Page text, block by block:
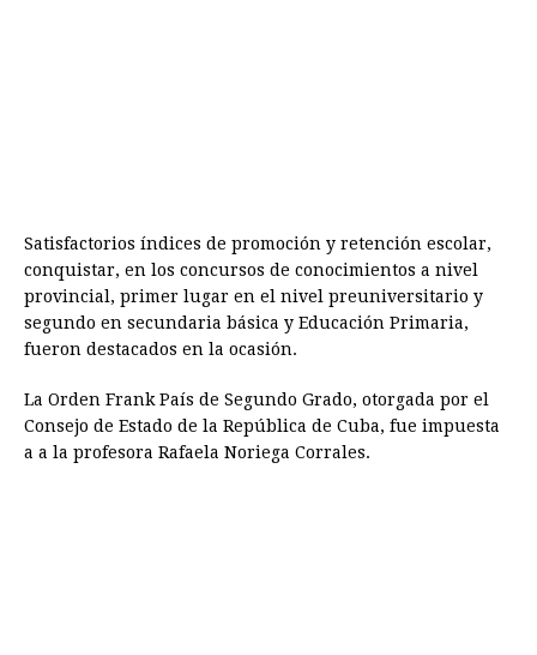
Satisfactorios índices de promoción y retención escolar,
conquistar, en los concursos de conocimientos a nivel
provincial, primer lugar en el nivel preuniversitario y
segundo en secundaria básica y Educación Primaria,
fueron destacados en la ocasión.
La Orden Frank País de Segundo Grado, otorgada por el
Consejo de Estado de la República de Cuba, fue impuesta
a a la profesora Rafaela Noriega Corrales.